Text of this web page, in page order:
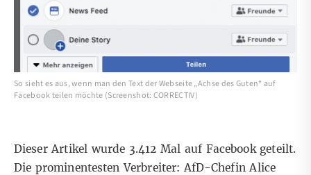
So sieht es aus, wenn man den Text der Webseite „Achse des Guten“ auf
Facebook teilen möchte (Screenshot: CORRECTIV)
Dieser Artikel wurde 3.412 Mal auf Facebook geteilt.
Die prominentesten Verbreiter: AfD-Chefin Alice